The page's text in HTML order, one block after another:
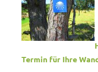
Termin für Ihre